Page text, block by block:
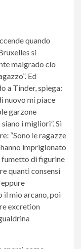
quando
si
malgrado cio
Ed
a Tinder, spiega:
nuovo mi piace
garzone
i migliori”. Si
“Sono le ragazze
imprigionato
fumetto di figurine
quanti consensi
il mio arcano, poi
excretion